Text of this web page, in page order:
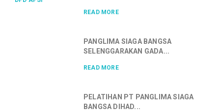
READ MORE
PANGLIMA SIAGA BANGSA
SELENGGARAKAN GADA...
READ MORE
PELATIHAN PT PANGLIMA SIAGA
BANGSA DIHAD...